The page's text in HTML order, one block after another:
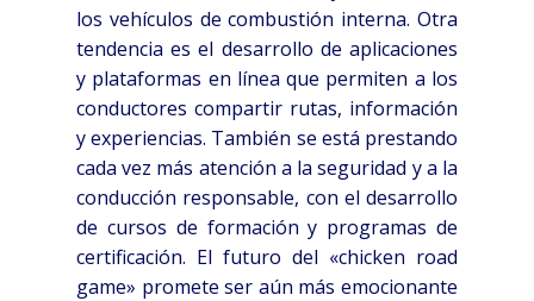
los vehículos de combustión interna. Otra
tendencia es el desarrollo de aplicaciones
y plataformas en línea que permiten a los
conductores compartir rutas, información
y experiencias. También se está prestando
cada vez más atención a la seguridad y a la
conducción responsable, con el desarrollo
de cursos de formación y programas de
certificación. El futuro del «chicken road
game» promete ser aún más emocionante